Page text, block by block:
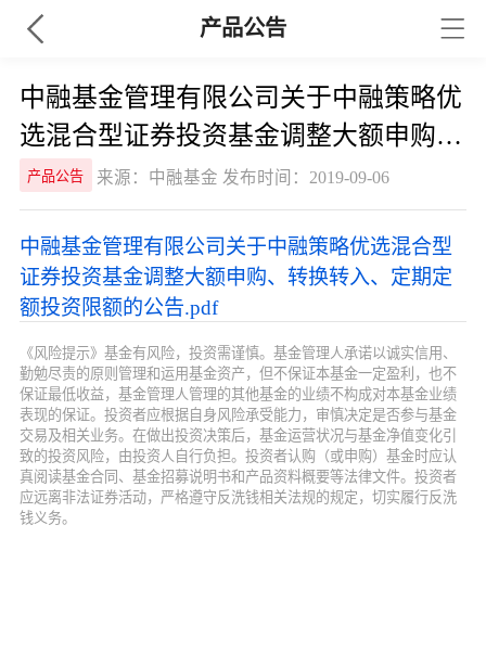
产品公告
中融基金管理有限公司关于中融策略优
选混合型证券投资基金调整大额申购、
转换转入、定期定额投资限额的公告
产品公告 来源：中融基金 发布时间：2019-09-06
中融基金管理有限公司关于中融策略优选混合型
证券投资基金调整大额申购、转换转入、定期定
额投资限额的公告.pdf
《风险提示》基金有风险，投资需谨慎。基金管理人承诺以诚实信用、
勤勉尽责的原则管理和运用基金资产，但不保证本基金一定盈利，也不
保证最低收益，基金管理人管理的其他基金的业绩不构成对本基金业绩
表现的保证。投资者应根据自身风险承受能力，审慎决定是否参与基金
交易及相关业务。在做出投资决策后，基金运营状况与基金净值变化引
致的投资风险，由投资人自行负担。投资者认购（或申购）基金时应认
真阅读基金合同、基金招募说明书和产品资料概要等法律文件。投资者
应远离非法证券活动，严格遵守反洗钱相关法规的规定，切实履行反洗
钱义务。